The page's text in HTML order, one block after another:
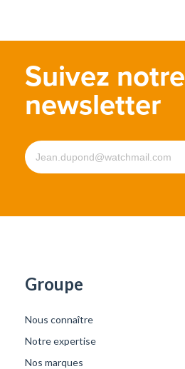
Suivez notre
newsletter
Groupe
Nous connaître
Notre expertise
Nos marques